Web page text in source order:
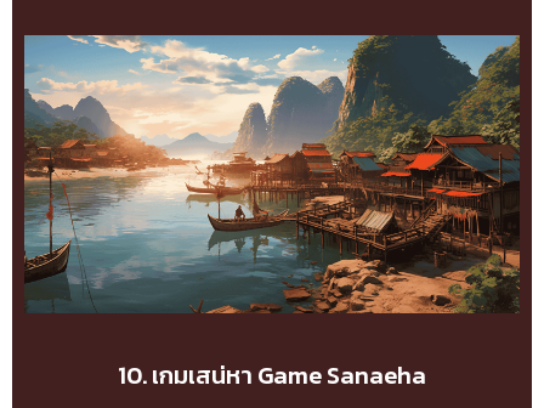
10. เกมเสน่หา Game Sanaeha